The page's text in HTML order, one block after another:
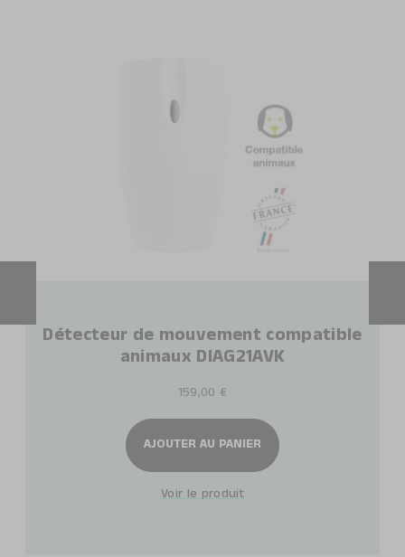
Détecteur de mouvement compatible
animaux DIAG21AVK
159,00 €
AJOUTER AU PANIER
Voir le produit